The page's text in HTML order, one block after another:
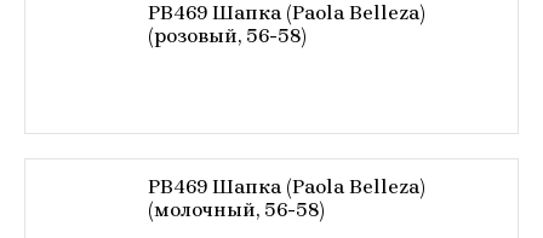
PB469 Шапка (Paola Belleza)
(розовый, 56-58)
PB469 Шапка (Paola Belleza)
(молочный, 56-58)